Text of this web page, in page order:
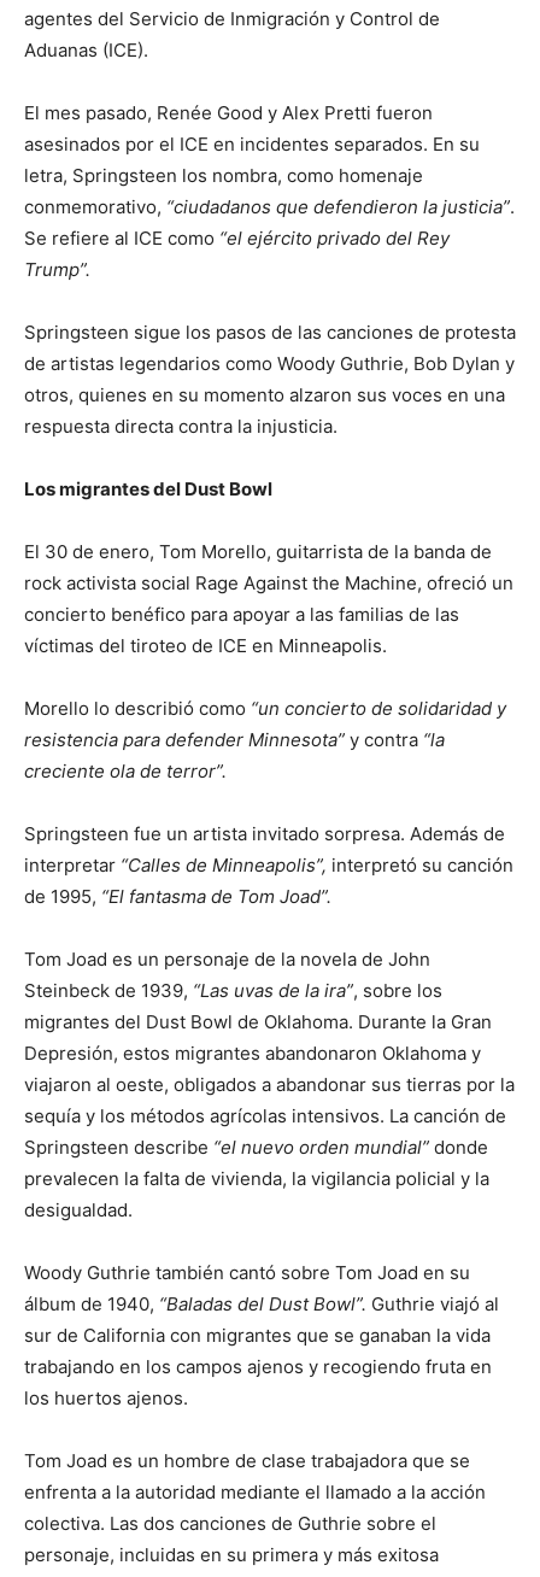
agentes del Servicio de Inmigración y Control de
Aduanas (ICE).
El mes pasado, Renée Good y Alex Pretti fueron
asesinados por el ICE en incidentes separados. En su
letra, Springsteen los nombra, como homenaje
conmemorativo, “ciudadanos que defendieron la justicia”.
Se refiere al ICE como “el ejército privado del Rey
Trump”.
Springsteen sigue los pasos de las canciones de protesta
de artistas legendarios como Woody Guthrie, Bob Dylan y
otros, quienes en su momento alzaron sus voces en una
respuesta directa contra la injusticia.
Los migrantes del Dust Bowl
El 30 de enero, Tom Morello, guitarrista de la banda de
rock activista social Rage Against the Machine, ofreció un
concierto benéfico para apoyar a las familias de las
víctimas del tiroteo de ICE en Minneapolis.
Morello lo describió como “un concierto de solidaridad y
resistencia para defender Minnesota” y contra “la
creciente ola de terror”.
Springsteen fue un artista invitado sorpresa. Además de
interpretar “Calles de Minneapolis”, interpretó su canción
de 1995, “El fantasma de Tom Joad”.
Tom Joad es un personaje de la novela de John
Steinbeck de 1939, “Las uvas de la ira”, sobre los
migrantes del Dust Bowl de Oklahoma. Durante la Gran
Depresión, estos migrantes abandonaron Oklahoma y
viajaron al oeste, obligados a abandonar sus tierras por la
sequía y los métodos agrícolas intensivos. La canción de
Springsteen describe “el nuevo orden mundial” donde
prevalecen la falta de vivienda, la vigilancia policial y la
desigualdad.
Woody Guthrie también cantó sobre Tom Joad en su
álbum de 1940, “Baladas del Dust Bowl”. Guthrie viajó al
sur de California con migrantes que se ganaban la vida
trabajando en los campos ajenos y recogiendo fruta en
los huertos ajenos.
Tom Joad es un hombre de clase trabajadora que se
enfrenta a la autoridad mediante el llamado a la acción
colectiva. Las dos canciones de Guthrie sobre el
personaje, incluidas en su primera y más exitosa